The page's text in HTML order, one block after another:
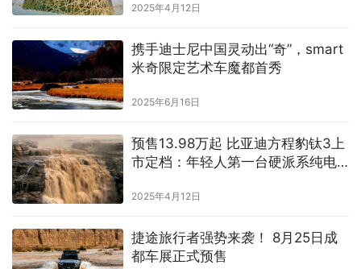
2025年4月12日
携手迪士尼中国灵动出“奇”，smart
米奇限定艺术车魔都首秀
2025年6月16日
预售13.98万起 比亚迪方程豹钛3上
市定档：年轻人第一台硬派系纯电
2025年4月12日
捷途旅行者强势来袭！ 8月25日成
都车展正式预售